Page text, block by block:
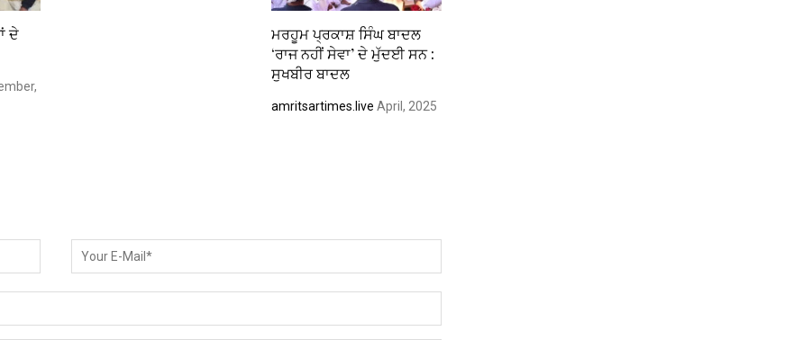
ਦੇ
ਮਰਹੂਮ ਪ੍ਰਕਾਸ਼ ਸਿੰਘ ਬਾਦਲ
‘ਰਾਜ ਨਹੀਂ ਸੇਵਾ’ ਦੇ ਮੁੱਦਈ ਸਨ :
ਸੁਖਬੀਰ ਬਾਦਲ
amritsartimes.live April, 2025